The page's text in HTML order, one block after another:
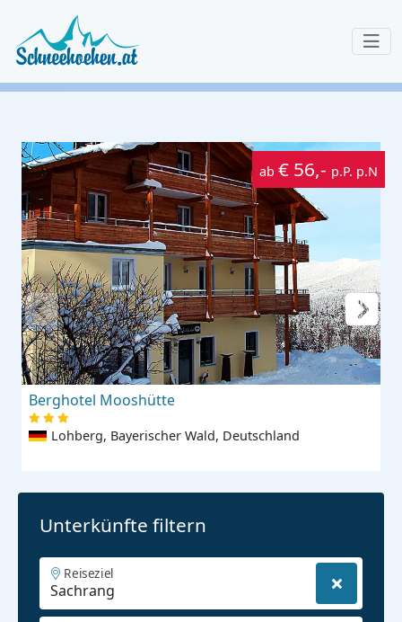
ab € 56,- p.P. p.N
Berghotel Mooshütte
Lohberg, Bayerischer Wald, Deutschland
Unterkünfte filtern
Reiseziel